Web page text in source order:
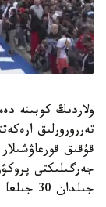
ولاردىڭ كوبىنە
تەررورورلىق
قۇقىق
جىلدان 30 جىلعا دەيىن باس بوستاندىعىنان ايىرىلۋى مۇمكىن.